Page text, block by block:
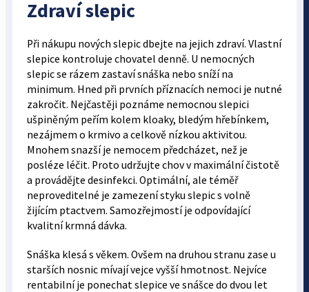
Zdraví slepic
Při nákupu nových slepic dbejte na jejich zdraví. Vlastní
slepice kontroluje chovatel denně. U nemocných
slepic se rázem zastaví snáška nebo sníží na
minimum. Hned při prvních příznacích nemoci je nutné
zakročit. Nejčastěji poznáme nemocnou slepici
ušpiněným peřím kolem kloaky, bledým hřebínkem,
nezájmem o krmivo a celkově nízkou aktivitou.
Mnohem snazší je nemocem předcházet, než je
posléze léčit. Proto udržujte chov v maximální čistotě
a provádějte desinfekci. Optimální, ale téměř
neproveditelné je zamezení styku slepic s volně
žijícím ptactvem. Samozřejmostí je odpovídající
kvalitní krmná dávka.
Snáška klesá s věkem. Ovšem na druhou stranu zase u
starších nosnic mívají vejce vyšší hmotnost. Nejvíce
rentabilní je ponechat slepice ve snášce do dvou let